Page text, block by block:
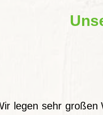
legen sehr großen